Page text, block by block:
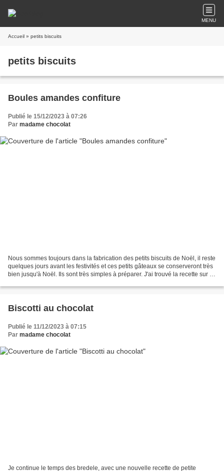
MENU
Accueil » petits biscuits
petits biscuits
Boules amandes confiture
Publié le 15/12/2023 à 07:26
Par madame chocolat
Nous sommes toujours dans la fabrication des petits biscuits de Noël, il reste
quelques jours avant les festivités et ces petits gâteaux se conserveront très
bien jusqu'à Noël. Ils sont très simples à préparer. J'ai trouvé la recette sur ce
Biscotti au chocolat
Publié le 11/12/2023 à 07:15
Par madame chocolat
Je continue le temps des bredele, avec une nouvelle recette de petite